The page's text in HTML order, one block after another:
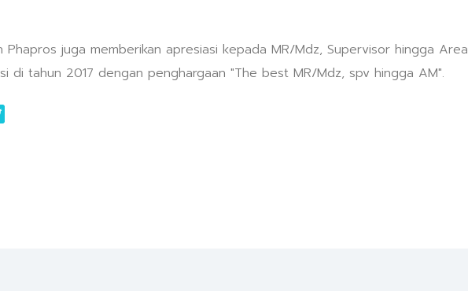
Phapros juga memberikan apresiasi kepada MR/Mdz, Supervisor hingga Area
di tahun 2017 dengan penghargaan "The best MR/Mdz, spv hingga AM".